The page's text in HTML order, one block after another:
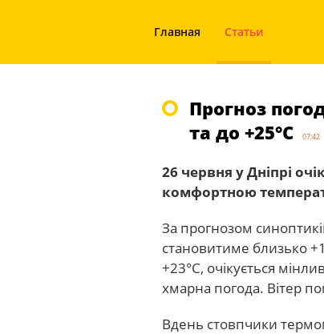
Главная Статьи
Прогноз
та до +25°С
07:42
26 червня у Дніпрі
комфортною
За прогнозом
становитиме близько
+23°С, очікується
хмарна погода. Вітер
Вдень стовпчики